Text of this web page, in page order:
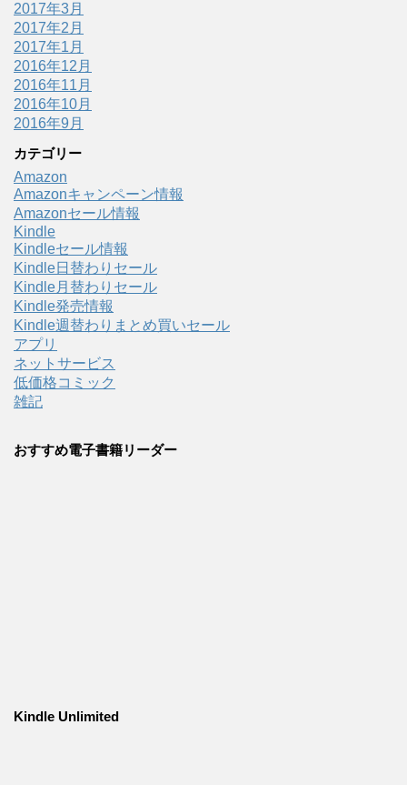
2017年3月
2017年2月
2017年1月
2016年12月
2016年11月
2016年10月
2016年9月
カテゴリー
Amazon
Amazonキャンペーン情報
Amazonセール情報
Kindle
Kindleセール情報
Kindle日替わりセール
Kindle月替わりセール
Kindle発売情報
Kindle週替わりまとめ買いセール
アプリ
ネットサービス
低価格コミック
雑記
おすすめ電子書籍リーダー
Kindle Unlimited